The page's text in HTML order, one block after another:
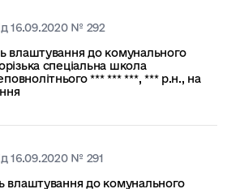
16.09.2020 № 292
влаштування до комунального
спеціальна школа
*** *** ***, *** р.н., на
16.09.2020 № 291
влаштування до комунального